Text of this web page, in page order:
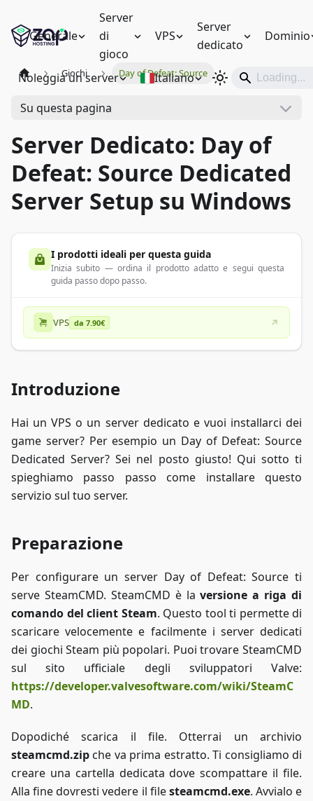
Generale
Server
di
gioco
VPS
Server
dedicato
Dominio
Noleggia un server Italiano
Giochi Day of Defeat: Source
Su questa pagina
Server Dedicato: Day of
Defeat: Source Dedicated
Server Setup su Windows
I prodotti ideali per questa guida
Inizia subito — ordina il prodotto adatto e segui questa
guida passo dopo passo.
VPS da 7.90€
Introduzione
Hai un VPS o un server dedicato e vuoi installarci dei
game server? Per esempio un Day of Defeat: Source
Dedicated Server? Sei nel posto giusto! Qui sotto ti
spieghiamo passo passo come installare questo
servizio sul tuo server.
Preparazione
Per configurare un server Day of Defeat: Source ti
serve SteamCMD. SteamCMD è laversione a riga di
comando del client Steam. Questo tool ti permette di
scaricare velocemente e facilmente i server dedicati
dei giochi Steam più popolari. Puoi trovare SteamCMD
sul sito ufficiale degli sviluppatori Valve:
https://developer.valvesoftware.com/wiki/SteamC
MD.
Dopodiché scarica il file. Otterrai un archivio
steamcmd.zipche va prima estratto. Ti consigliamo di
creare una cartella dedicata dove scompattare il file.
Alla fine dovresti vedere il filesteamcmd.exe. Avvialo e